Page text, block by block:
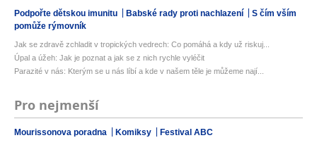
Podpořte dětskou imunitu Babské rady proti nachlazení
S čím vším
pomůže rýmovník
Jak se zdravě zchladit v tropických vedrech: Co pomáhá a kdy už riskuj...
Úpal a úžeh: Jak je poznat a jak se z nich rychle vyléčit
Parazité v nás: Kterým se u nás líbí a kde v našem těle je můžeme nají...
Pro nejmenší
Mourissonova poradna Komiksy Festival ABC